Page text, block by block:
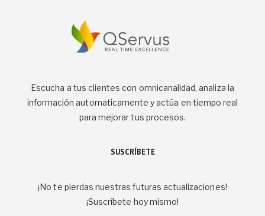
Escucha a tus clientes con omnicanalidad, analiza la
información automaticamente y actúa en tiempo real
para mejorar tus procesos.
SUSCRÍBETE
¡No te pierdas nuestras futuras actualizaciones!
¡Suscríbete hoy mismo!